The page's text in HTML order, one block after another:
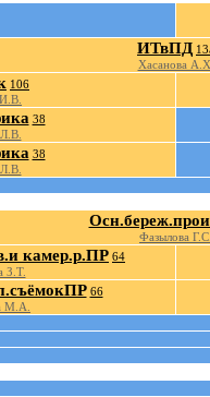
ИТвПД
Хасанова
106
38
38
Фазылова
камер.р.ПР 64
З.Т.
66
М.А.